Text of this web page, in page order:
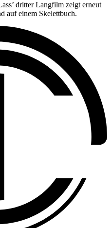
dritter Langfilm zeigt erneut
auf einem Skelettbuch.